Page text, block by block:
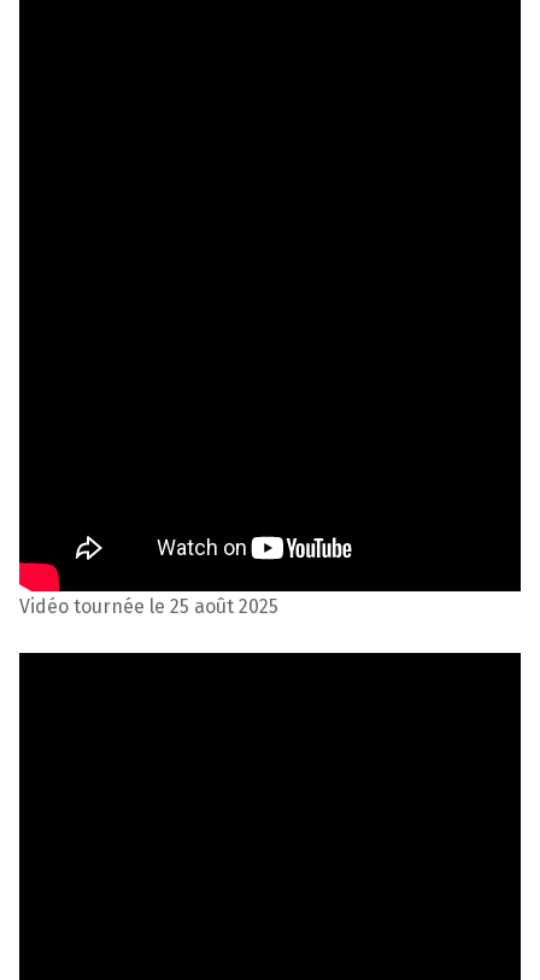
Vidéo tournée le 25 août 2025